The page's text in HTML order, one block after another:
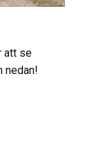
att se
nedan!